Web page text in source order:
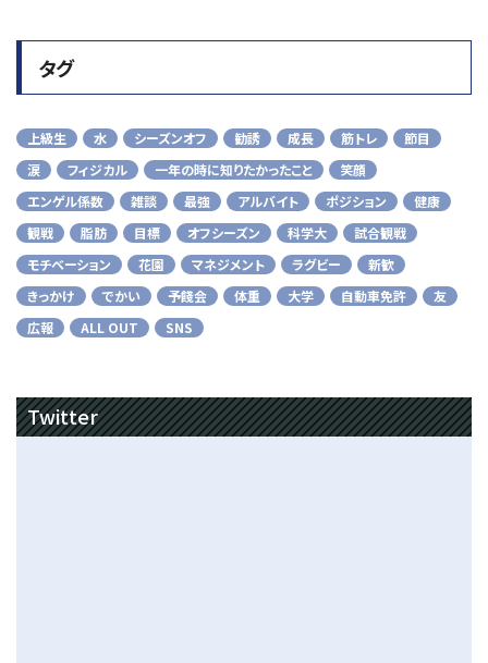
タグ
上級生 水 シーズンオフ 勧誘 成長 筋トレ
節目
涙
フィジカル 一年の時に知りたかったこと
笑顔
エンゲル係数
雑談 最強 アルバイト ポジション
健康
観戦
脂肪 目標 オフシーズン 科学大
試合観戦
モチベーション
花園 マネジメント ラグビー
新歓
きっかけ
でかい 予餞会 体重 大学 自動車免許
友
広報
ALL OUT SNS
Twitter